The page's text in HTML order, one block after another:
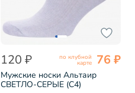
120 ₽ по клубной
карте 76 ₽
Мужские носки Альтаир
СВЕТЛО-СЕРЫЕ (С4)